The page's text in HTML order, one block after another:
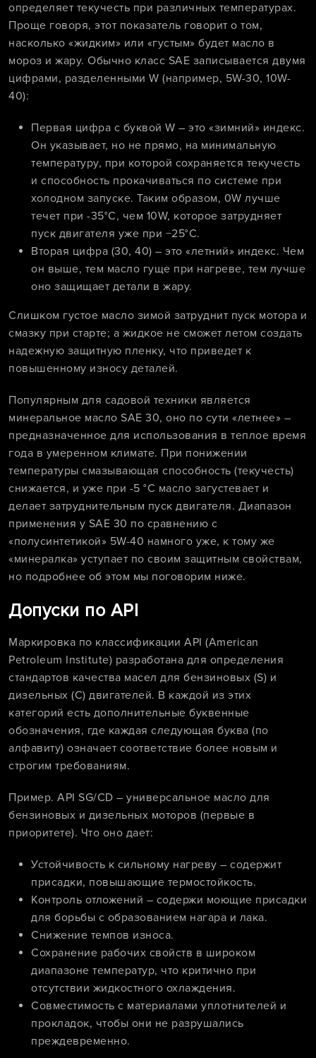
определяет текучесть при различных температурах.
Проще говоря, этот показатель говорит о том,
насколько «жидким» или «густым» будет масло в
мороз и жару. Обычно класс SAE записывается двумя
цифрами, разделенными W (например, 5W-30, 10W-
40):
Первая цифра с буквой W – это «зимний» индекс.
Он указывает, но не прямо, на минимальную
температуру, при которой сохраняется текучесть
и способность прокачиваться по системе при
холодном запуске. Таким образом, 0W лучше
течет при -35°C, чем 10W, которое затрудняет
пуск двигателя уже при −25°C.
Вторая цифра (30, 40) – это «летний» индекс. Чем
он выше, тем масло гуще при нагреве, тем лучше
оно защищает детали в жару.
Слишком густое масло зимой затруднит пуск мотора и
смазку при старте; а жидкое не сможет летом создать
надежную защитную пленку, что приведет к
повышенному износу деталей.
Популярным для садовой техники является
минеральное масло SAE 30, оно по сути «летнее» –
предназначенное для использования в теплое время
года в умеренном климате. При понижении
температуры смазывающая способность (текучесть)
снижается, и уже при -5 °C масло загустевает и
делает затруднительным пуск двигателя. Диапазон
применения у SAE 30 по сравнению с
«полусинтетикой» 5W-40 намного уже, к тому же
«минералка» уступает по своим защитным свойствам,
но подробнее об этом мы поговорим ниже.
Допуски по API
Маркировка по классификации API (American
Petroleum Institute) разработана для определения
стандартов качества масел для бензиновых (S) и
дизельных (C) двигателей. В каждой из этих
категорий есть дополнительные буквенные
обозначения, где каждая следующая буква (по
алфавиту) означает соответствие более новым и
строгим требованиям.
Пример. API SG/CD – универсальное масло для
бензиновых и дизельных моторов (первые в
приоритете). Что оно дает:
Устойчивость к сильному нагреву – содержит
присадки, повышающие термостойкость.
Контроль отложений – содержи моющие присадки
для борьбы с образованием нагара и лака.
Снижение темпов износа.
Сохранение рабочих свойств в широком
диапазоне температур, что критично при
отсутствии жидкостного охлаждения.
Совместимость с материалами уплотнителей и
прокладок, чтобы они не разрушались
преждевременно.